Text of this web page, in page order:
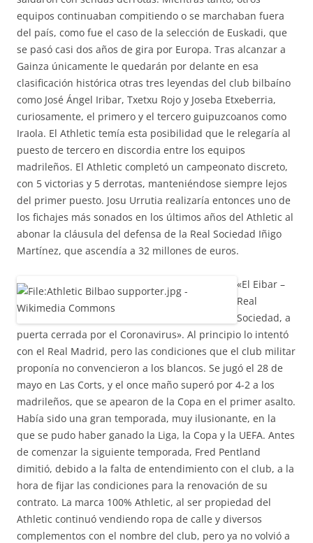
equipos continuaban compitiendo o se marchaban fuera
del país, como fue el caso de la selección de Euskadi, que
se pasó casi dos años de gira por Europa. Tras alcanzar a
Gainza únicamente le quedarán por delante en esa
clasificación histórica otras tres leyendas del club bilbaíno
como José Ángel Iribar, Txetxu Rojo y Joseba Etxeberria,
curiosamente, el primero y el tercero guipuzcoanos como
Iraola. El Athletic temía esta posibilidad que le relegaría al
puesto de tercero en discordia entre los equipos
madrileños. El Athletic completó un campeonato discreto,
con 5 victorias y 5 derrotas, manteniéndose siempre lejos
del primer puesto. Josu Urrutia realizaría entonces uno de
los fichajes más sonados en los últimos años del Athletic al
abonar la cláusula del defensa de la Real Sociedad Iñigo
Martínez, que ascendía a 32 millones de euros.
«El Eibar –
Real
Sociedad, a
puerta cerrada por el Coronavirus». Al principio lo intentó
con el Real Madrid, pero las condiciones que el club militar
proponía no convencieron a los blancos. Se jugó el 28 de
mayo en Las Corts, y el once maño superó por 4-2 a los
madrileños, que se apearon de la Copa en el primer asalto.
Había sido una gran temporada, muy ilusionante, en la
que se pudo haber ganado la Liga, la Copa y la UEFA. Antes
de comenzar la siguiente temporada, Fred Pentland
dimitió, debido a la falta de entendimiento con el club, a la
hora de fijar las condiciones para la renovación de su
contrato. La marca 100% Athletic, al ser propiedad del
Athletic continuó vendiendo ropa de calle y diversos
complementos con el nombre del club, pero ya no volvió a